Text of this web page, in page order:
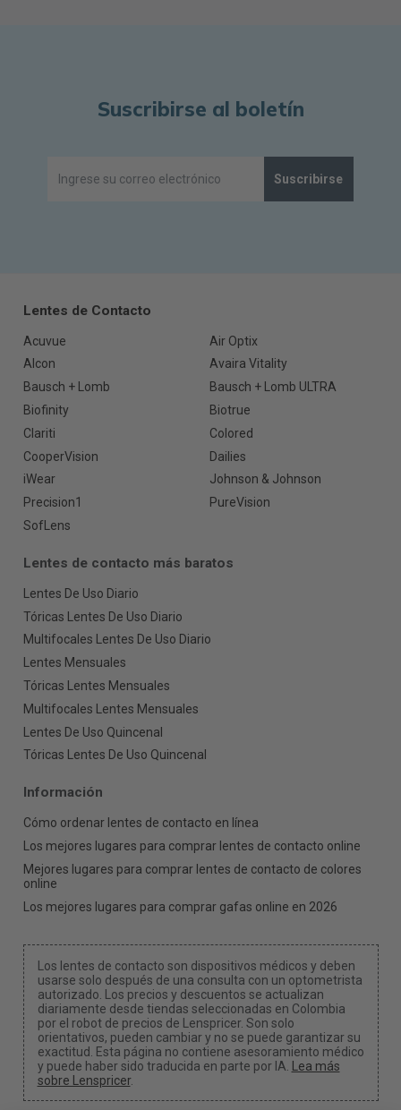
Suscribirse al boletín
Suscribirse
Lentes de Contacto
Acuvue
Air Optix
Alcon
Avaira Vitality
Bausch + Lomb
Bausch + Lomb ULTRA
Biofinity
Biotrue
Clariti
Colored
CooperVision
Dailies
iWear
Johnson & Johnson
Precision1
PureVision
SofLens
Lentes de contacto más baratos
Lentes De Uso Diario
Tóricas Lentes De Uso Diario
Multifocales Lentes De Uso Diario
Lentes Mensuales
Tóricas Lentes Mensuales
Multifocales Lentes Mensuales
Lentes De Uso Quincenal
Tóricas Lentes De Uso Quincenal
Información
Cómo ordenar lentes de contacto en línea
Los mejores lugares para comprar lentes de contacto online
Mejores lugares para comprar lentes de contacto de colores
online
Los mejores lugares para comprar gafas online en 2026
Los lentes de contacto son dispositivos médicos y deben
usarse solo después de una consulta con un optometrista
autorizado. Los precios y descuentos se actualizan
diariamente desde tiendas seleccionadas en Colombia
por el robot de precios de Lenspricer. Son solo
orientativos, pueden cambiar y no se puede garantizar su
exactitud. Esta página no contiene asesoramiento médico
y puede haber sido traducida en parte por IA. Lea más
sobre Lenspricer.